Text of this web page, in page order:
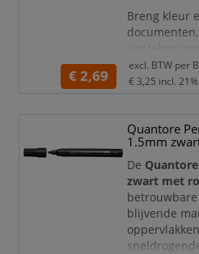
Breng kleur
Fluo’Peps
complete set
ruime
prioriteiten,
duidelijk van
De
€ 2,69
excl. BTW per
€ 3,25 incl.
Quantore
1.5mm
De
zwart met
blijvende